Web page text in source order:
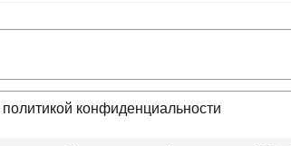
политикой конфиденциальности